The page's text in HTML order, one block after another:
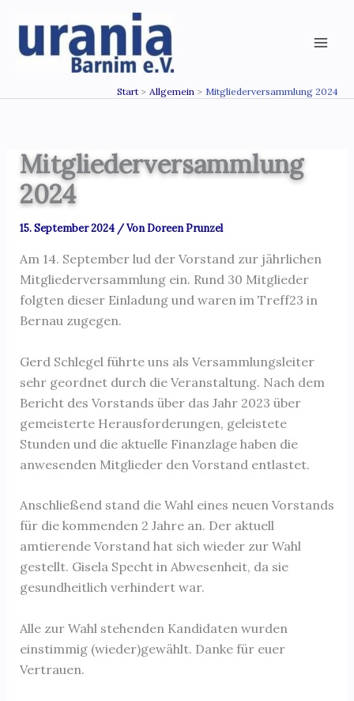
Inhalt
springen
Start Allgemein Mitgliederversammlung 2024
Mitgliederversammlung
2024
15. September 2024 / VonDoreen Prunzel
Am 14. September lud der Vorstand zur jährlichen
Mitgliederversammlung ein. Rund 30 Mitglieder
folgten dieser Einladung und waren im Treff23 in
Bernau zugegen.
Gerd Schlegel führte uns als Versammlungsleiter
sehr geordnet durch die Veranstaltung. Nach dem
Bericht des Vorstands über das Jahr 2023 über
gemeisterte Herausforderungen, geleistete
Stunden und die aktuelle Finanzlage haben die
anwesenden Mitglieder den Vorstand entlastet.
Anschließend stand die Wahl eines neuen Vorstands
für die kommenden 2 Jahre an. Der aktuell
amtierende Vorstand hat sich wieder zur Wahl
gestellt. Gisela Specht in Abwesenheit, da sie
gesundheitlich verhindert war.
Alle zur Wahl stehenden Kandidaten wurden
einstimmig (wieder)gewählt. Danke für euer
Vertrauen.